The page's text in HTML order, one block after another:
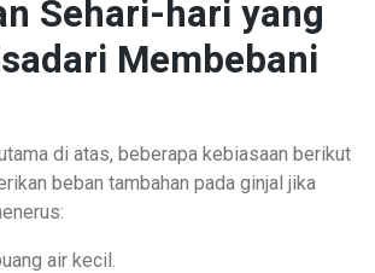
Sehari-hari yang
Membebani
di atas, beberapa kebiasaan berikut
beban tambahan pada ginjal jika
air kecil.